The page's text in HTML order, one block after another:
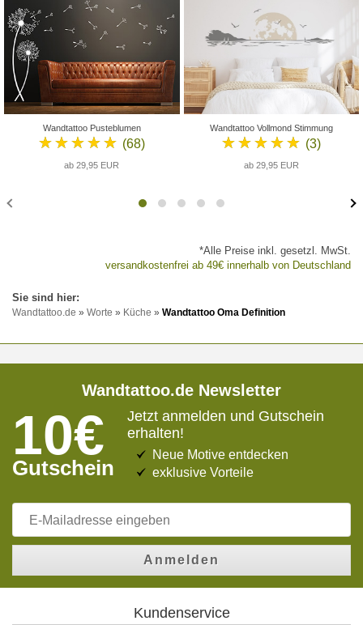
Wandtattoo Pusteblumen
★★★★★ (68)
ab 29,95 EUR
Wandtattoo Vollmond Stimmung
★★★★★ (3)
ab 29,95 EUR
*Alle Preise inkl. gesetzl. MwSt.
versandkostenfrei ab 49€ innerhalb von Deutschland
Wandtattoo.de » Worte » Küche » Wandtattoo Oma Definition
Wandtattoo.de Newsletter
10€
Gutschein
Jetzt anmelden und Gutschein
erhalten!
Neue Motive entdecken
exklusive Vorteile
Anmelden
Kundenservice